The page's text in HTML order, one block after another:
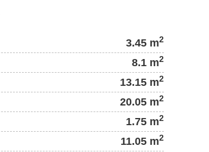
3.45 m2
8.1 m2
13.15 m2
20.05 m2
1.75 m2
11.05 m2